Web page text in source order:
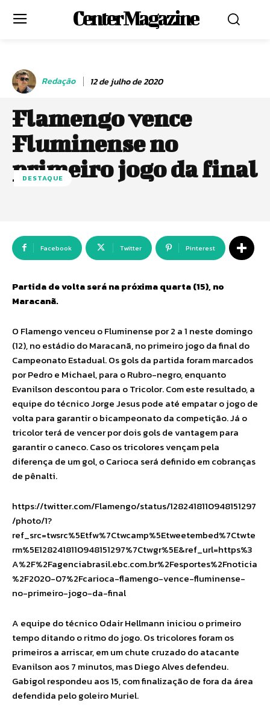
Center Magazine
Redação 12 de julho de 2020
Flamengo vence
Fluminense no
primeiro jogo da final
DESTAQUE
Facebook Twitter Pinterest
Partida de volta será na próxima quarta (15), no
Maracanã.
O Flamengo venceu o Fluminense por 2 a 1 neste domingo
(12), no estádio do Maracanã, no primeiro jogo da final do
Campeonato Estadual. Os gols da partida foram marcados
por Pedro e Michael, para o Rubro-negro, enquanto
Evanilson descontou para o Tricolor. Com este resultado, a
equipe do técnico Jorge Jesus pode até empatar o jogo de
volta para garantir o bicampeonato da competição. Já o
tricolor terá de vencer por dois gols de vantagem para
garantir o caneco. Caso os tricolores vençam pela
diferença de um gol, o Carioca será definido em cobranças
de pênalti.
https://twitter.com/Flamengo/status/1282418110948151297
/photo/1?
ref_src=twsrc%5Etfw%7Ctwcamp%5Etweetembed%7Ctwte
rm%5E1282418110948151297%7Ctwgr%5E&ref_url=https%3
A%2F%2Fagenciabrasil.ebc.com.br%2Fesportes%2Fnoticia
%2F2020-07%2Fcarioca-flamengo-vence-fluminense-
no-primeiro-jogo-da-final
A equipe do técnico Odair Hellmann iniciou o primeiro
tempo ditando o ritmo do jogo. Os tricolores foram os
primeiros a arriscar, em um chute cruzado do atacante
Evanilson aos 7 minutos, mas Diego Alves defendeu.
Gabigol respondeu aos 15, com finalização de fora da área
defendida pelo goleiro Muriel.